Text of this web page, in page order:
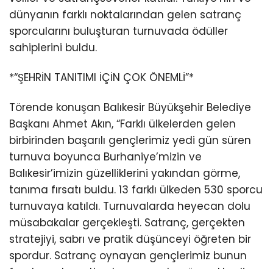
dünyanın farklı noktalarından gelen satranç
sporcularını buluşturan turnuvada ödüller
sahiplerini buldu.
*“ŞEHRİN TANITIMI İÇİN ÇOK ÖNEMLİ”*
Törende konuşan Balıkesir Büyükşehir Belediye
Başkanı Ahmet Akın, “Farklı ülkelerden gelen
birbirinden başarılı gençlerimiz yedi gün süren
turnuva boyunca Burhaniye’mizin ve
Balıkesir’imizin güzelliklerini yakından görme,
tanıma fırsatı buldu. 13 farklı ülkeden 530 sporcu
turnuvaya katıldı. Turnuvalarda heyecan dolu
müsabakalar gerçekleşti. Satranç, gerçekten
stratejiyi, sabrı ve pratik düşünceyi öğreten bir
spordur. Satranç oynayan gençlerimiz bunun